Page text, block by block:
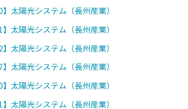
】太陽光システム（長州産業）
】太陽光システム（長州産業）
】太陽光システム（長州産業）
】太陽光システム（長州産業）
】太陽光システム（長州産業）
】太陽光システム（長州産業）